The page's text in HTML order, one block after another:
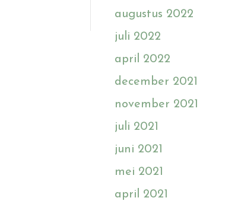
augustus 2022
juli 2022
april 2022
december 2021
november 2021
juli 2021
juni 2021
mei 2021
april 2021